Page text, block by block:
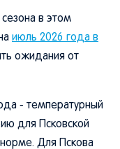
сезона в этом
июль 2026 года в
ожидания от
- температурный
для Псковской
Для Пскова